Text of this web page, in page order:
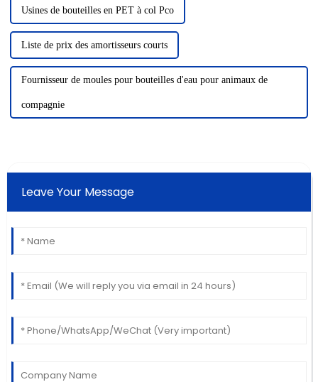
Usines de bouteilles en PET à col Pco
Liste de prix des amortisseurs courts
Fournisseur de moules pour bouteilles d'eau pour animaux de
compagnie
Leave Your Message